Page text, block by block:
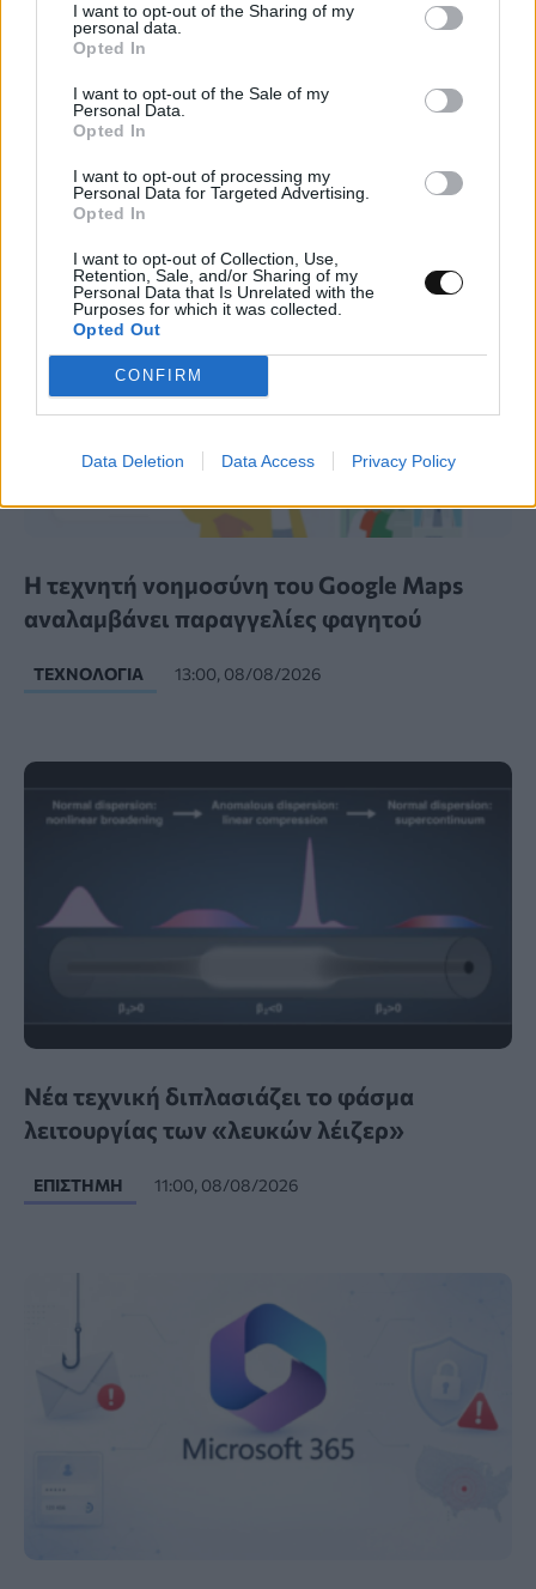
I want to opt-out of the Sharing of my
personal data.
Opted In
I want to opt-out of the Sale of my
Personal Data.
Opted In
I want to opt-out of processing my
Personal Data for Targeted Advertising.
Opted In
I want to opt-out of Collection, Use,
Retention, Sale, and/or Sharing of my
Personal Data that Is Unrelated with the
Purposes for which it was collected.
Opted Out
CONFIRM
Data Deletion Data Access Privacy Policy
Πλούτωνας: Η ατμόσφαιρά του
τον Ήλιο
Η τεχνητή νοημοσύνη του Google Maps
αναλαμβάνει παραγγελίες φαγητού
ΤΕΧΝΟΛΟΓΊΑ 13:00, 08/08/2026
Νέα τεχνική διπλασιάζει το φάσμα
λειτουργίας των «λευκών λέιζερ»
ΕΠΙΣΤΉΜΗ 11:00, 08/08/2026